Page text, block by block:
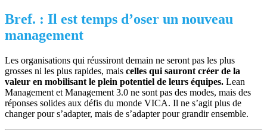
Bref. : Il est temps d’oser un nouveau
management
Les organisations qui réussiront demain ne seront pas les plus
grosses ni les plus rapides, mais celles qui sauront créer de la
valeur en mobilisant le plein potentiel de leurs équipes. Lean
Management et Management 3.0 ne sont pas des modes, mais des
réponses solides aux défis du monde VICA. Il ne s’agit plus de
changer pour s’adapter, mais de s’adapter pour grandir ensemble.